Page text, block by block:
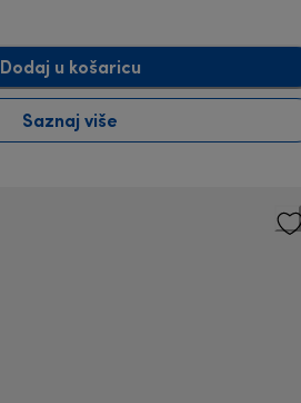
Dodaj u košaricu
Saznaj više